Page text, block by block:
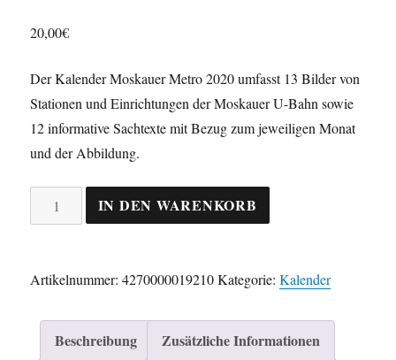
20,00€
Der Kalender Moskauer Metro 2020 umfasst 13 Bilder von
Stationen und Einrichtungen der Moskauer U-Bahn sowie
12 informative Sachtexte mit Bezug zum jeweiligen Monat
und der Abbildung.
Moskauer
2020
DIN-
IN DEN WARENKORB
Artikelnummer:4270000019210 Kategorie:Kalender
Beschreibung Zusätzliche Informationen